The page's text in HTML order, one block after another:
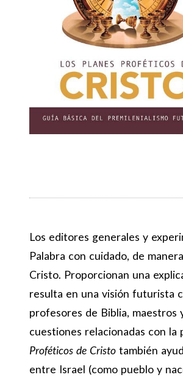
Los editores generales y
Palabra con cuidado, de
Cristo. Proporcionan una
resulta en una visión futurista
profesores de Biblia,
cuestiones relacionadas con
Proféticos de Cristotambién
entre Israel (como pueblo y